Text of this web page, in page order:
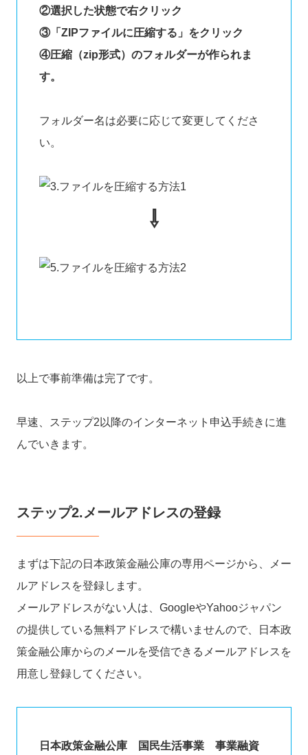
②選択した状態で右クリック
③「ZIPファイルに圧縮する」をクリック
④圧縮（zip形式）のフォルダーが作られま
す。
フォルダー名は必要に応じて変更してくださ
い。
⇩
以上で事前準備は完了です。
早速、ステップ2以降のインターネット申込手続きに進
んでいきます。
ステップ2.メールアドレスの登録
まずは下記の日本政策金融公庫の専用ページから、メー
ルアドレスを登録します。
メールアドレスがない人は、GoogleやYahooジャパン
の提供している無料アドレスで構いませんので、日本政
策金融公庫からのメールを受信できるメールアドレスを
用意し登録してください。
日本政策金融公庫 国民生活事業 事業融資